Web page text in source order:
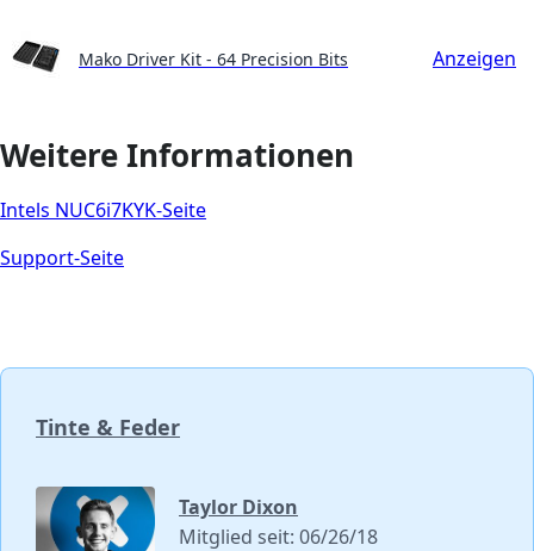
Mako Driver Kit - 64 Precision Bits Anzeigen
Weitere Informationen
Intels NUC6i7KYK-Seite
Support-Seite
Tinte & Feder
Taylor Dixon
Mitglied seit: 06/26/18